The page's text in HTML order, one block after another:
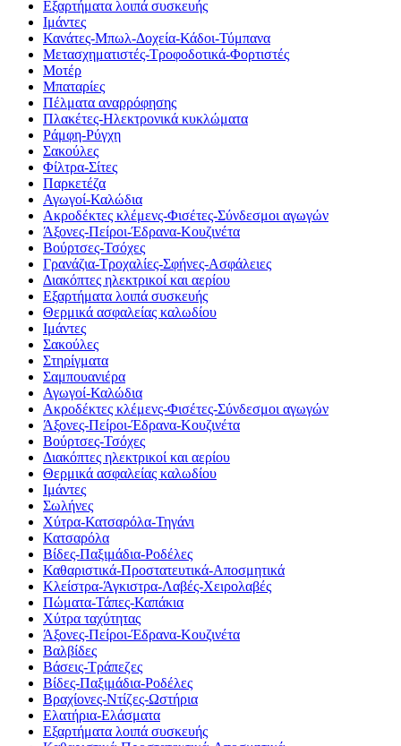
Εξαρτήματα λοιπά συσκευής
Ιμάντες
Κανάτες-Μπωλ-Δοχεία-Κάδοι-Τύμπανα
Μετασχηματιστές-Τροφοδοτικά-Φορτιστές
Μοτέρ
Μπαταρίες
Πέλματα αναρρόφησης
Πλακέτες-Ηλεκτρονικά κυκλώματα
Ράμφη-Ρύγχη
Σακούλες
Φίλτρα-Σίτες
Παρκετέζα
Αγωγοί-Καλώδια
Ακροδέκτες κλέμενς-Φισέτες-Σύνδεσμοι αγωγών
Άξονες-Πείροι-Έδρανα-Κουζινέτα
Βούρτσες-Τσόχες
Γρανάζια-Τροχαλίες-Σφήνες-Ασφάλειες
Διακόπτες ηλεκτρικοί και αερίου
Εξαρτήματα λοιπά συσκευής
Θερμικά ασφαλείας καλωδίου
Ιμάντες
Σακούλες
Στηρίγματα
Σαμπουανιέρα
Αγωγοί-Καλώδια
Ακροδέκτες κλέμενς-Φισέτες-Σύνδεσμοι αγωγών
Άξονες-Πείροι-Έδρανα-Κουζινέτα
Βούρτσες-Τσόχες
Διακόπτες ηλεκτρικοί και αερίου
Θερμικά ασφαλείας καλωδίου
Ιμάντες
Σωλήνες
Χύτρα-Κατσαρόλα-Τηγάνι
Κατσαρόλα
Βίδες-Παξιμάδια-Ροδέλες
Καθαριστικά-Προστατευτικά-Αποσμητικά
Κλείστρα-Άγκιστρα-Λαβές-Χειρολαβές
Πώματα-Τάπες-Καπάκια
Χύτρα ταχύτητας
Άξονες-Πείροι-Έδρανα-Κουζινέτα
Βαλβίδες
Βάσεις-Τράπεζες
Βίδες-Παξιμάδια-Ροδέλες
Βραχίονες-Ντίζες-Ωστήρια
Ελατήρια-Ελάσματα
Εξαρτήματα λοιπά συσκευής